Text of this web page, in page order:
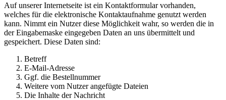
Auf unserer Internetseite ist ein Kontaktformular vorhanden,
welches für die elektronische Kontaktaufnahme genutzt werden
kann. Nimmt ein Nutzer diese Möglichkeit wahr, so werden die in
der Eingabemaske eingegeben Daten an uns übermittelt und
gespeichert. Diese Daten sind:
Betreff
E-Mail-Adresse
Ggf. die Bestellnummer
Weitere vom Nutzer angefügte Dateien
Die Inhalte der Nachricht